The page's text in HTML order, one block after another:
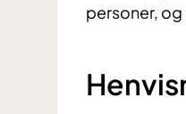
personer,